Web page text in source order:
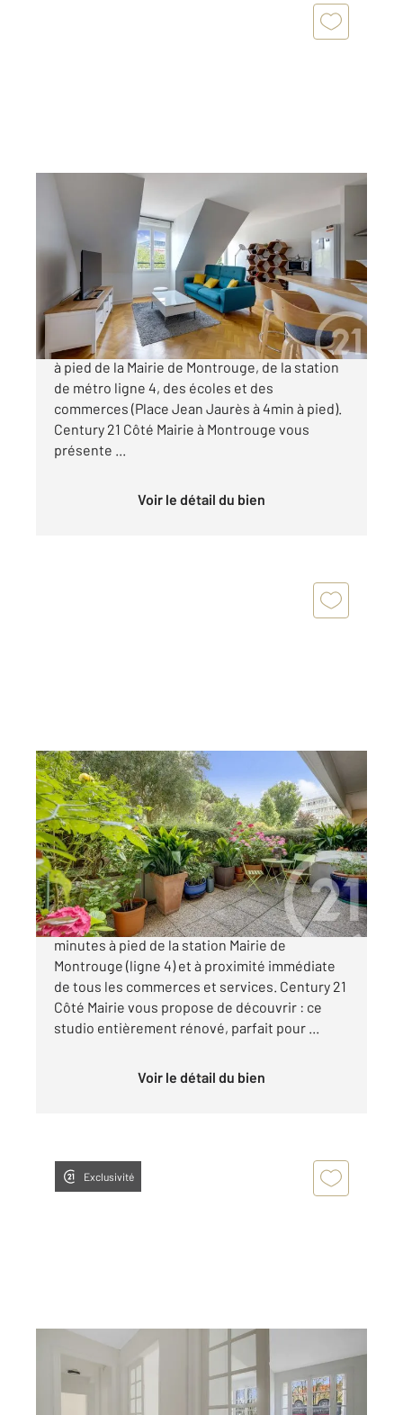
MONTROUGE 92
, 2 pièces
Appartement F2 à vendre
339 000 €
MONTROUGE - MAURICE ARNOUX A 10 minutes
à pied de la Mairie de Montrouge, de la station
de métro ligne 4, des écoles et des
commerces (Place Jean Jaurès à 4min à pied).
Century 21 Côté Mairie à Montrouge vous
présente ...
Voir le détail du bien
MONTROUGE 92
31 m2, 1 pièce
Ref : 11150
Appartement F1 à vendre
285 000 €
MONTROUGE - HYPERCENTRE - À seulement 2
minutes à pied de la station Mairie de
Montrouge (ligne 4) et à proximité immédiate
de tous les commerces et services. Century 21
Côté Mairie vous propose de découvrir : ce
studio entièrement rénové, parfait pour ...
Voir le détail du bien
Exclusivité
MONTROUGE 92
70,48 m2
, 4 pièces